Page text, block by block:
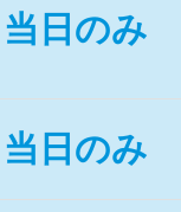
当日のみ
当日のみ